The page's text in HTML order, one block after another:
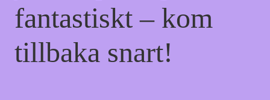
fantastiskt – kom
tillbaka snart!